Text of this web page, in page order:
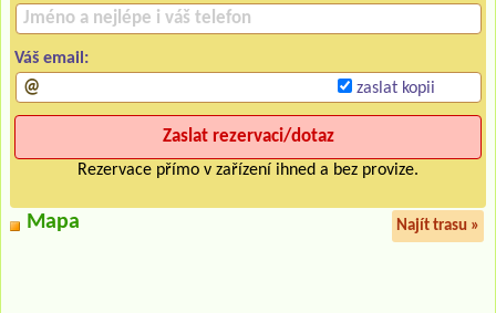
Váš email:
zaslat kopii
Rezervace přímo v zařízení ihned a bez provize.
Mapa Najít trasu »